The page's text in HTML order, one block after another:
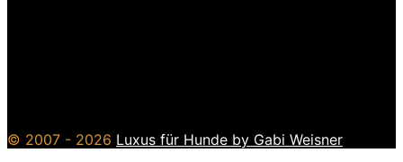
© 2007 - 2026 Luxus für Hunde by Gabi Weisner